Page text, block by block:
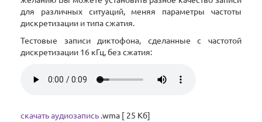
для различных ситуаций, меняя параметры частоты
дискретизации и типа сжатия.
Тестовые записи диктофона, сделанные с частотой
дискретизации 16 кГц, без сжатия:
скачать аудиозапись .wma [ 25 Кб]